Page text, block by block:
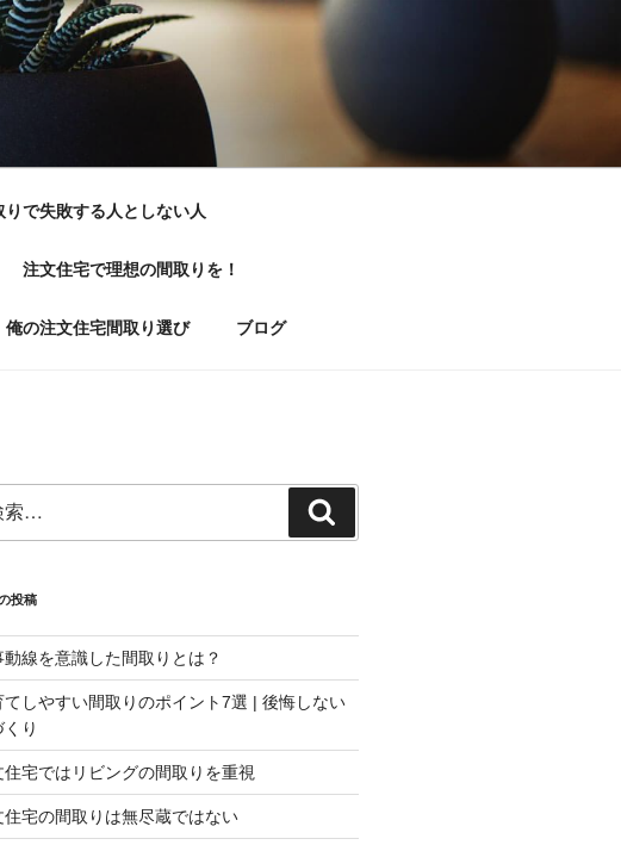
で失敗する人としない人
注文住宅で理想の間取りを！
俺の注文住宅間取り選び ブログ
索
投稿
動線を意識した間取りとは？
てしやすい間取りのポイント7選 | 後悔しない
り
住宅ではリビングの間取りを重視
住宅の間取りは無尽蔵ではない